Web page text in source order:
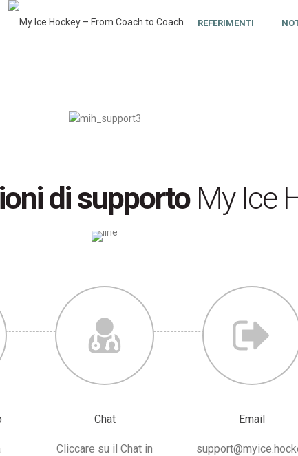
REFERIMENTI
di supporto My Ice
Chat
Cliccare su il Chat in
Email